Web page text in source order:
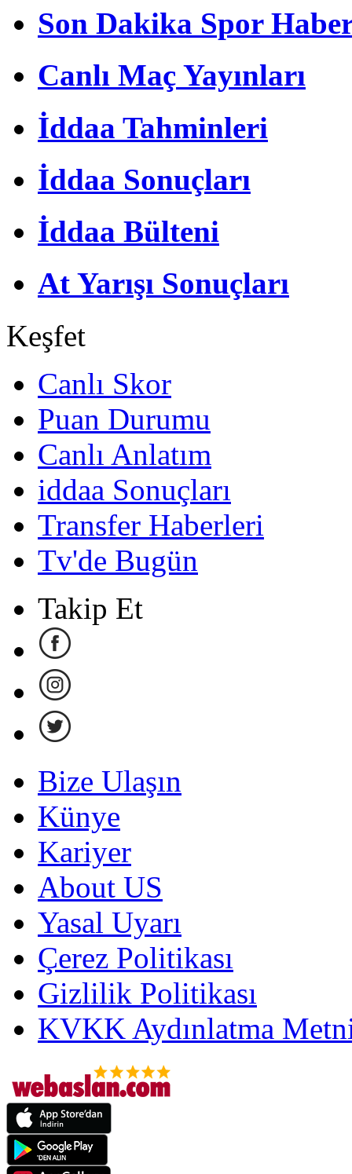
Son Dakika Spor
Canlı Maç Yayınları
İddaa Tahminleri
İddaa Sonuçları
İddaa Bülteni
At Yarışı Sonuçları
Keşfet
Canlı Skor
Puan Durumu
Canlı Anlatım
iddaa Sonuçları
Transfer Haberleri
Tv'de Bugün
Takip Et
Bize Ulaşın
Künye
Kariyer
About US
Yasal Uyarı
Çerez Politikası
Gizlilik Politikası
KVKK Aydınlatma